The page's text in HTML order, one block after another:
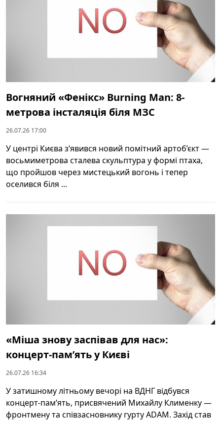
Вогняний «Фенікс» Burning Man: 8-
метрова інсталяція біля МЗС
26.07.26 17:00
У центрі Києва з’явився новий помітний артоб’єкт —
восьмиметрова сталева скульптура у формі птаха,
що пройшов через мистецький вогонь і тепер
оселився біля ...
«Міша знову заспівав для нас»:
концерт‑пам’ять у Києві
26.07.26 16:34
У затишному літньому вечорі на ВДНГ відбувся
концерт-пам’ять, присвячений Михайлу Клименку —
фронтмену та співзасновнику гурту ADAM. Захід став